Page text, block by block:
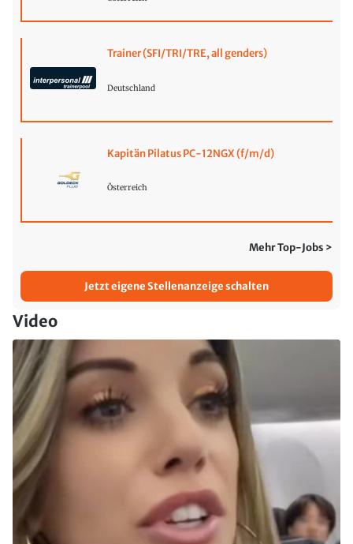
Trainer (SFI/TRI/TRE, all genders)
Deutschland
Kapitän Pilatus PC-12NGX (f/m/d)
Österreich
Mehr Top-Jobs >
Jetzt eigene Stellenanzeige schalten
Video